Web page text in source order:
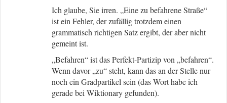
Ich glaube, Sie irren. „Eine zu befahrene Straße“
ist ein Fehler, der zufällig trotzdem einen
grammatisch richtigen Satz ergibt, der aber nicht
gemeint ist.
„Befahren“ ist das Perfekt-Partizip von „befahren“.
Wenn davor „zu“ steht, kann das an der Stelle nur
noch ein Gradpartikel sein (das Wort habe ich
gerade bei Wiktionary gefunden).